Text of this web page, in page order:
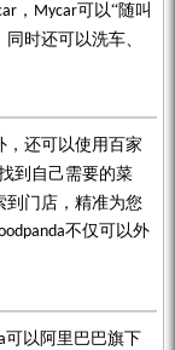
， Mycar可以“随叫
时还可以洗车、
，还可以使用百家
到自己需要的菜
到门店，精准为您
不仅可以外
可以阿里巴巴旗下